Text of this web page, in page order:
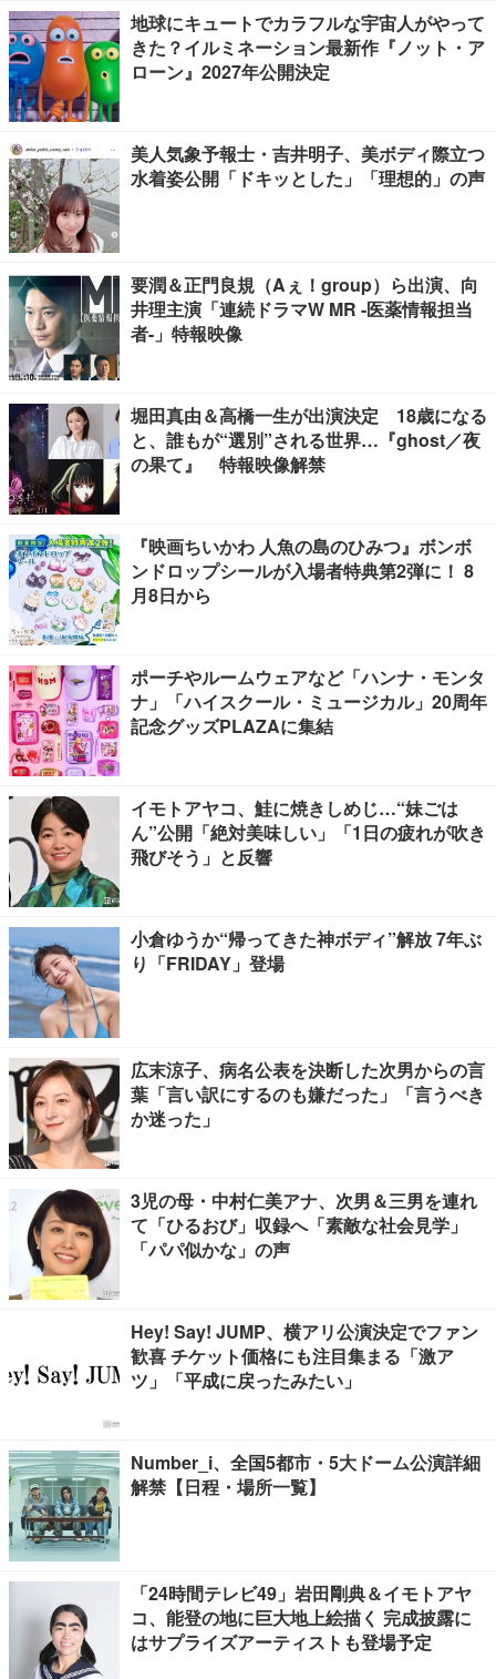
地球にキュートでカラフルな宇宙人がやって
きた？イルミネーション最新作『ノット・ア
ローン』2027年公開決定
美人気象予報士・吉井明子、美ボディ際立つ
水着姿公開「ドキッとした」「理想的」の声
要潤＆正門良規（Aぇ！group）ら出演、向
井理主演「連続ドラマW MR -医薬情報担当
者-」特報映像
堀田真由＆高橋一生が出演決定 18歳になる
と、誰もが“選別”される世界…『ghost／夜
の果て』 特報映像解禁
『映画ちいかわ 人魚の島のひみつ』ボンボ
ンドロップシールが入場者特典第2弾に！ 8
月8日から
ポーチやルームウェアなど「ハンナ・モンタ
ナ」「ハイスクール・ミュージカル」20周年
記念グッズPLAZAに集結
イモトアヤコ、鮭に焼きしめじ…“妹ごは
ん”公開「絶対美味しい」「1日の疲れが吹き
飛びそう」と反響
小倉ゆうか“帰ってきた神ボディ”解放 7年ぶ
り「FRIDAY」登場
広末涼子、病名公表を決断した次男からの言
葉「言い訳にするのも嫌だった」「言うべき
か迷った」
3児の母・中村仁美アナ、次男＆三男を連れ
て「ひるおび」収録へ「素敵な社会見学」
「パパ似かな」の声
Hey! Say! JUMP、横アリ公演決定でファン
歓喜 チケット価格にも注目集まる「激ア
ツ」「平成に戻ったみたい」
Number_i、全国5都市・5大ドーム公演詳細
解禁【日程・場所一覧】
「24時間テレビ49」岩田剛典＆イモトアヤ
コ、能登の地に巨大地上絵描く 完成披露に
はサプライズアーティストも登場予定